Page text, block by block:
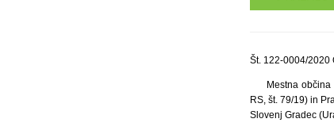
Št. 122-0004/2020
Mestna
RS, št. 79/19) in
Slovenj Gradec